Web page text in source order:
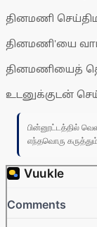
தினமணி
தினமணி'யை
தினமணியைத்
உடனுக்குடன்
பின்னூட்டத்தில்
எந்தவொரு